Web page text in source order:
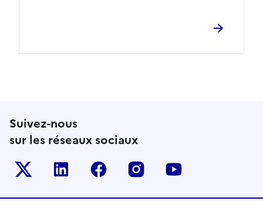
Suivez-nous
sur les réseaux sociaux
Le ministère sur Twitter
Le ministère sur LinkedIn
Le ministère sur Facebook
Le ministère sur